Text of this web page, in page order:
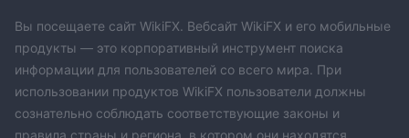
Вы посещаете сайт WikiFX. Вебсайт WikiFX и его мобильные
продукты — это корпоративный инструмент поиска
информации для пользователей со всего мира. При
использовании продуктов WikiFX пользователи должны
сознательно соблюдать соответствующие законы и
правила страны и региона, в котором они находятся.